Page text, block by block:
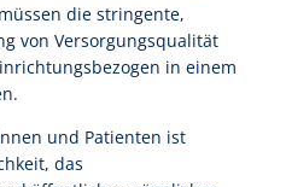
die stringente,
von Versorgungsqualität
in einem
und Patienten ist
das